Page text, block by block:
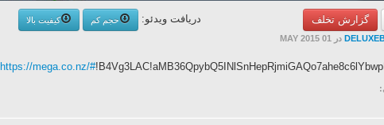
گزارش تخلف دریافت ویدئو: حجم کم
کیفیت بالا
در 01 MAY 2015
https://mega.co.nz/#